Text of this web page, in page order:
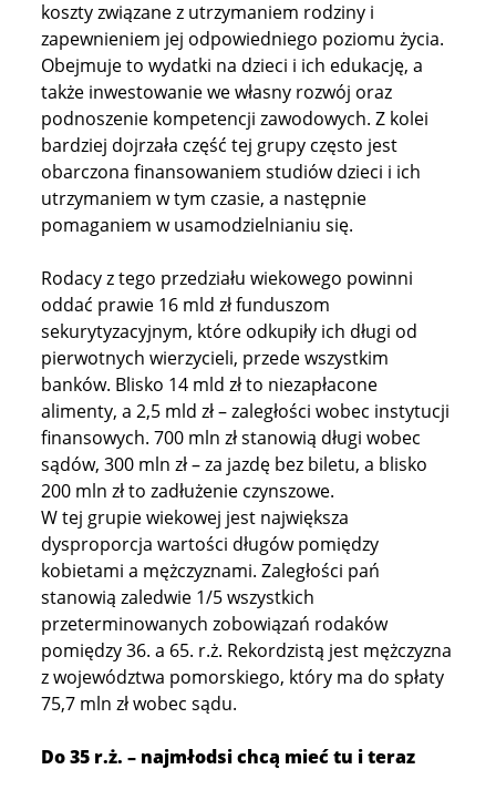
koszty związane z utrzymaniem rodziny i
zapewnieniem jej odpowiedniego poziomu życia.
Obejmuje to wydatki na dzieci i ich edukację, a
także inwestowanie we własny rozwój oraz
podnoszenie kompetencji zawodowych. Z kolei
bardziej dojrzała część tej grupy często jest
obarczona finansowaniem studiów dzieci i ich
utrzymaniem w tym czasie, a następnie
pomaganiem w usamodzielnianiu się.
Rodacy z tego przedziału wiekowego powinni
oddać prawie 16 mld zł funduszom
sekurytyzacyjnym, które odkupiły ich długi od
pierwotnych wierzycieli, przede wszystkim
banków. Blisko 14 mld zł to niezapłacone
alimenty, a 2,5 mld zł – zaległości wobec instytucji
finansowych. 700 mln zł stanowią długi wobec
sądów, 300 mln zł – za jazdę bez biletu, a blisko
200 mln zł to zadłużenie czynszowe.
W tej grupie wiekowej jest największa
dysproporcja wartości długów pomiędzy
kobietami a mężczyznami. Zaległości pań
stanowią zaledwie 1/5 wszystkich
przeterminowanych zobowiązań rodaków
pomiędzy 36. a 65. r.ż. Rekordzistą jest mężczyzna
z województwa pomorskiego, który ma do spłaty
75,7 mln zł wobec sądu.
Do 35 r.ż. – najmłodsi chcą mieć tu i teraz